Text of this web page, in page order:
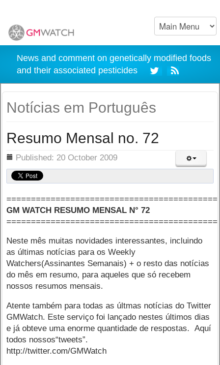
News and comment on genetically modified foods
and their associated pesticides
Notícias em Português
Resumo Mensal no. 72
Published: 20 October 2009
GM WATCH RESUMO MENSAL N° 72
Neste mês muitas novidades interessantes, incluindo
as últimas notícias para os Weekly
Watchers(Assinantes Semanais) + o resto das notícias
do mês em resumo, para aqueles que só recebem
nossos resumos mensais.
Atente também para todas as últmas notícias do Twitter
GMWatch. Este serviço foi lançado nestes últimos dias
e já obteve uma enorme quantidade de respostas. Aquí
todos nossos“tweets”.
http://twitter.com/GMWatch